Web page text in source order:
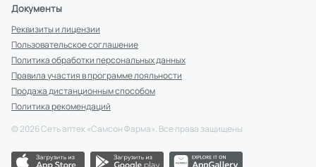
Документы
Реквизиты и лицензии
Пользовательское соглашение
Политика обработки персональных данных
Правила участия в программе лояльности
Продажа дистанционным способом
Политика рекомендаций
© 2026Сеть аптек «Самсон Фарма». Все права защищены